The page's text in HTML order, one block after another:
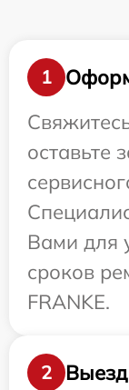
1
оставьте
Вами для
сроков
FRANKE.
2